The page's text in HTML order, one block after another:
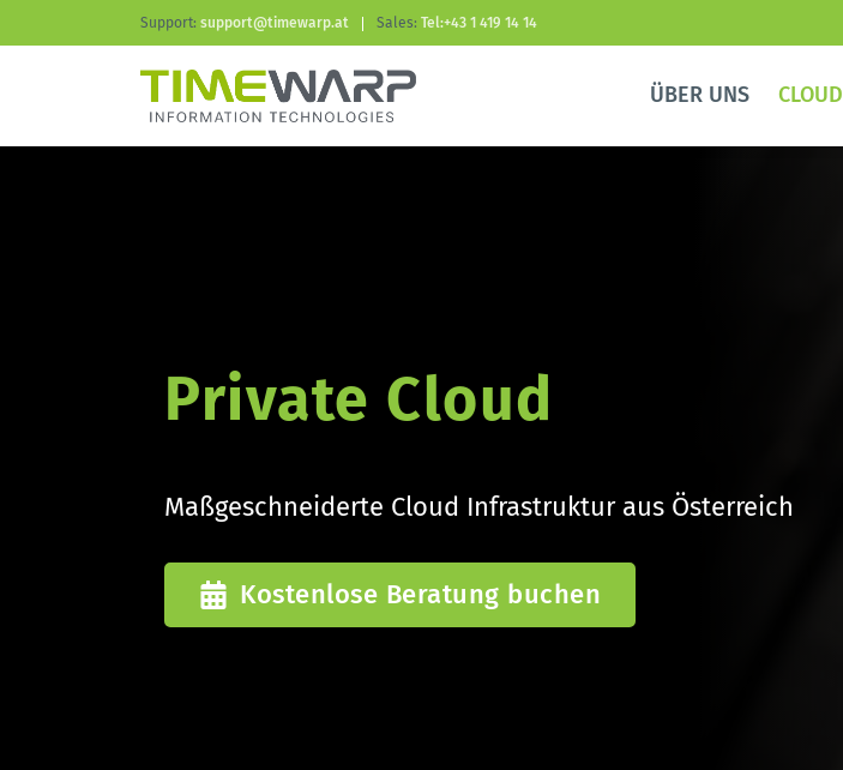
Support: support@timewarp.at Sales: Tel:+43 1 419 14 14
ÜBER UNS CLOUD
Private Cloud
Maßgeschneiderte Cloud Infrastruktur aus Österreich
Kostenlose Beratung buchen